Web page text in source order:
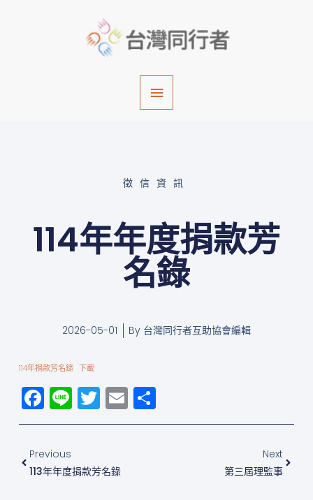
主
要
選
單
徵信資訊
114年年度捐款芳
名錄
2026-05-01 By 台灣同行者互助協會編輯
114年捐款芳名錄 下載
Facebook
LineTwitter
Email
分
享
Previous
113年年度捐款芳名錄
Next
第三屆理監事